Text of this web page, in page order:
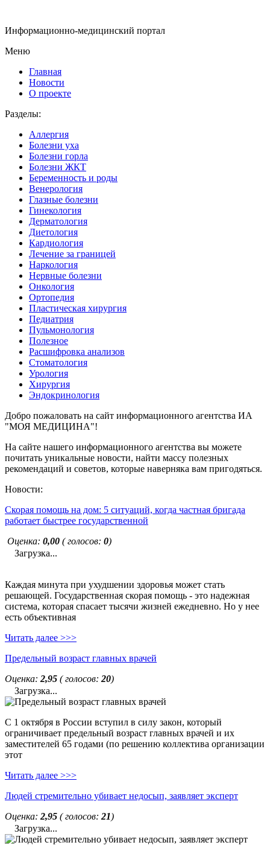
Информационно-медицинский портал
Меню
Главная
Новости
О проекте
Разделы:
Аллергия
Болезни уха
Болезни горла
Болезни ЖКТ
Беременность и роды
Венерология
Глазные болезни
Гинекология
Дерматология
Диетология
Кардиология
Лечение за границей
Наркология
Нервные болезни
Онкология
Ортопедия
Пластическая хирургия
Педиатрия
Пульмонология
Полезное
Расшифровка анализов
Стоматология
Урология
Хирургия
Эндокринология
Добро пожаловать на сайт информационного агентства ИА
"МОЯ МЕДИЦИНА"!
На сайте нашего информационного агентства вы можете
почитать уникальные новости, найти массу полезных
рекомендаций и советов, которые наверняка вам пригодяться.
Новости:
Скорая помощь на дом: 5 ситуаций, когда частная бригада
работает быстрее государственной
Оценка: 0,00 ( голосов: 0)
Загрузка...
Каждая минута при ухудшении здоровья может стать
решающей. Государственная скорая помощь - это надежная
система, которая спасает тысячи жизней ежедневно. Но у нее
есть объективная
Читать далее >>>
Предельный возраст главных врачей
Оценка: 2,95 ( голосов: 20)
Загрузка...
С 1 октября в России вступил в силу закон, который
ограничивает предельный возраст главных врачей и их
заместителей 65 годами (по решению коллектива организации
этот
Читать далее >>>
Людей стремительно убивает недосып, заявляет эксперт
Оценка: 2,95 ( голосов: 21)
Загрузка...